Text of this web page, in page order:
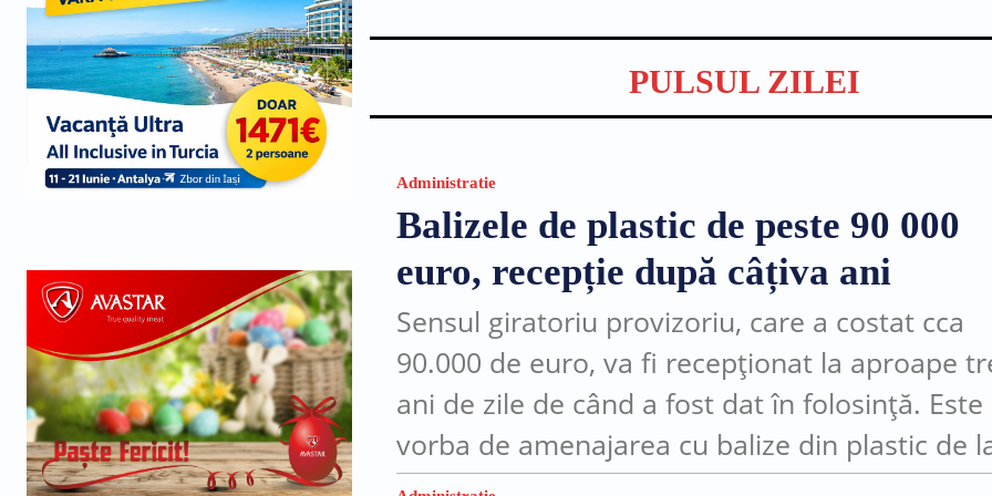
PULSUL ZILEI
Administratie
Balizele de plastic de peste 90 000
euro, recepție după câțiva ani
Sensul giratoriu provizoriu, care a costat cca
90.000 de euro, va fi recepționat la aproape
ani de zile de când a fost dat în folosință. Este
vorba de amenajarea cu balize din plastic de
intersecția străzii Moldovei...